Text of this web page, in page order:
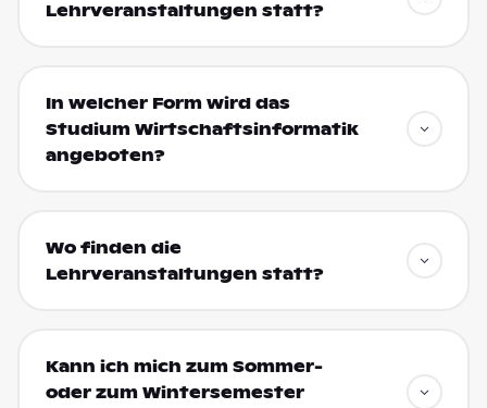
Lehrveranstaltungen statt?
In welcher Form wird das
Studium Wirtschaftsinformatik
angeboten?
Wo finden die
Lehrveranstaltungen statt?
Kann ich mich zum Sommer-
oder zum Wintersemester